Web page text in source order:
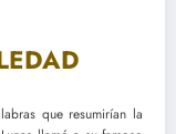
que resumirían la